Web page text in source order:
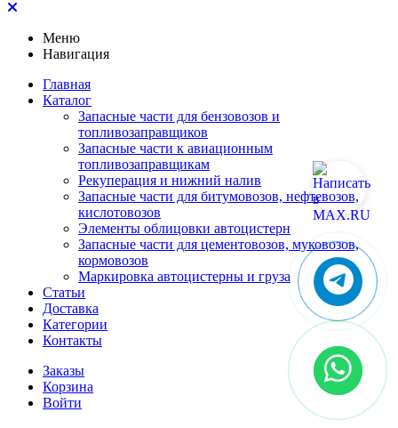
Меню
Навигация
Главная
Каталог
Запасные части для бензовозов и
топливозаправщиков
Запасные части к авиационным
топливозаправщикам
Рекуперация и нижний налив
Запасные части для битумовозов, нефтевозов,
кислотовозов
Элементы облицовки автоцистерн
Запасные части для цементовозов, муковозов,
кормовозов
Маркировка автоцистерны и груза
Статьи
Доставка
Категории
Контакты
Заказы
Корзина
Войти